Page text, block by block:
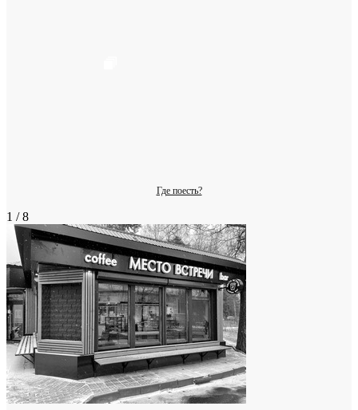
Где поесть?
1 / 8